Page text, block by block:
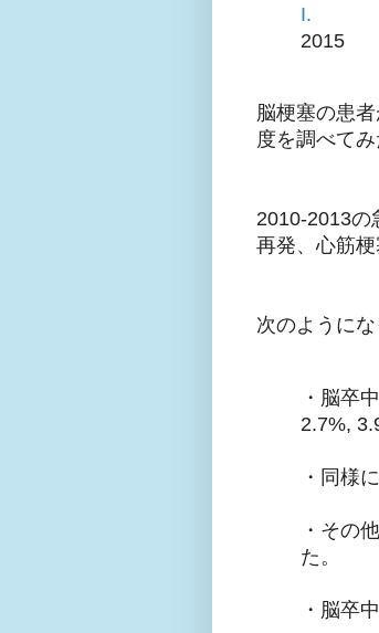
I.
2015
脳梗塞の患
度を調べてみ
2010-2013の
再発、心筋
次のようにな
・脳卒
2.7%,
・同様
・その
た。
・脳卒